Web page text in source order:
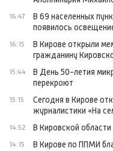
16:47
В 69 населенных
появилось
16:15
В Кирове открыли
гражданину
15:44
В День 50-летия
перекроют
15:15
Сегодня в Кирове
журналистики «На
14:52 В Кировской
14:15 В Кирове по ППМИ